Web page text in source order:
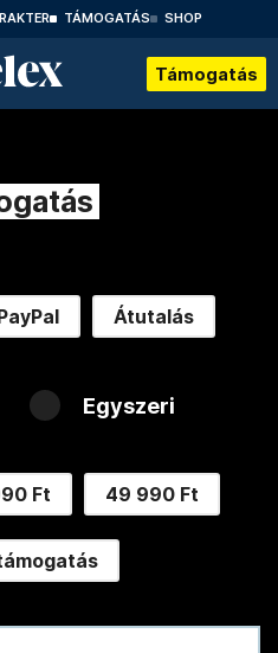
TÁMOGATÁS SHOP
Támogatás
Átutalás
Egyszeri
Ft 49 990 Ft